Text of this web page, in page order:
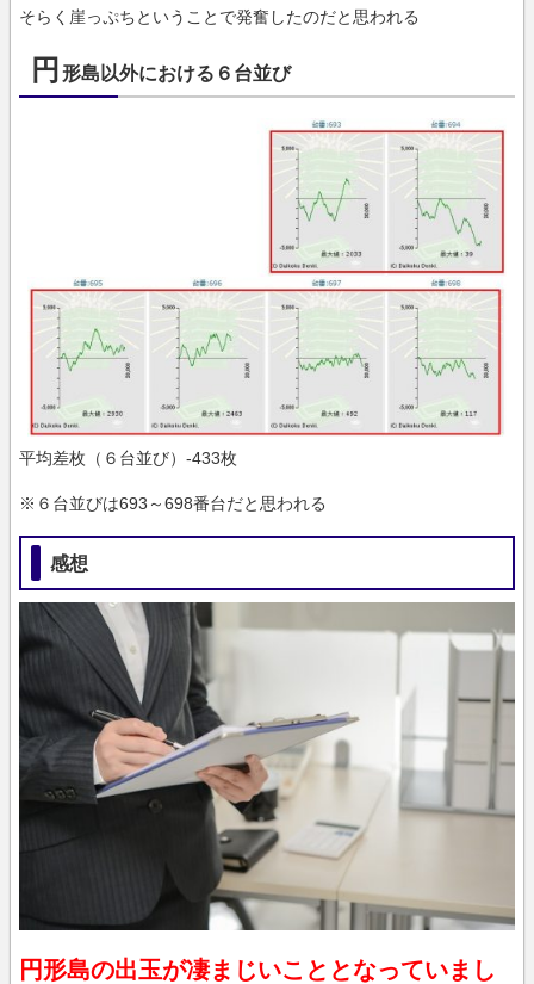
そらく崖っぷちということで発奮したのだと思われる
円 形島以外における６台並び
平均差枚（６台並び）-433枚
※６台並びは693～698番台だと思われる
感想
円形島の出玉が凄まじいこととなっていまし